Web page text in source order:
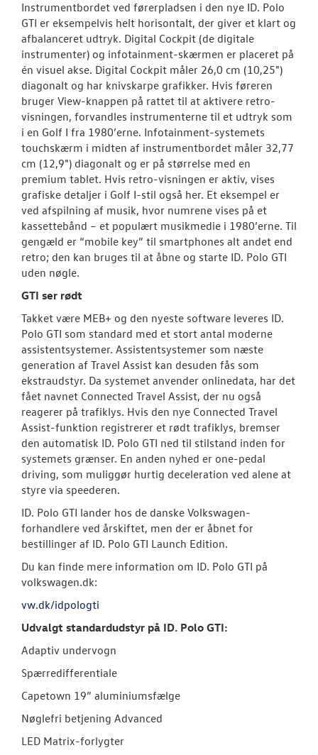
Instrumentbordet ved førerpladsen i den nye ID. Polo
GTI er eksempelvis helt horisontalt, der giver et klart og
afbalanceret udtryk. Digital Cockpit (de digitale
instrumenter) og infotainment-skærmen er placeret på
én visuel akse. Digital Cockpit måler 26,0 cm (10,25")
diagonalt og har knivskarpe grafikker. Hvis føreren
bruger View-knappen på rattet til at aktivere retro-
visningen, forvandles instrumenterne til et udtryk som
i en Golf I fra 1980’erne. Infotainment-systemets
touchskærm i midten af instrumentbordet måler 32,77
cm (12,9") diagonalt og er på størrelse med en
premium tablet. Hvis retro-visningen er aktiv, vises
grafiske detaljer i Golf I-stil også her. Et eksempel er
ved afspilning af musik, hvor numrene vises på et
kassettebånd – et populært musikmedie i 1980’erne. Til
gengæld er “mobile key” til smartphones alt andet end
retro; den kan bruges til at åbne og starte ID. Polo GTI
uden nøgle.
GTI ser rødt
Takket være MEB+ og den nyeste software leveres ID.
Polo GTI som standard med et stort antal moderne
assistentsystemer. Assistentsystemer som næste
generation af Travel Assist kan desuden fås som
ekstraudstyr. Da systemet anvender onlinedata, har det
fået navnet Connected Travel Assist, der nu også
reagerer på trafiklys. Hvis den nye Connected Travel
Assist-funktion registrerer et rødt trafiklys, bremser
den automatisk ID. Polo GTI ned til stilstand inden for
systemets grænser. En anden nyhed er one-pedal
driving, som muliggør hurtig deceleration ved alene at
styre via speederen.
ID. Polo GTI lander hos de danske Volkswagen-
forhandlere ved årskiftet, men der er åbnet for
bestillinger af ID. Polo GTI Launch Edition.
Du kan finde mere information om ID. Polo GTI på
volkswagen.dk:
vw.dk/idpologti
Udvalgt standardudstyr på ID. Polo GTI:
Adaptiv undervogn
Spærredifferentiale
Capetown 19” aluminiumsfælge
Nøglefri betjening Advanced
LED Matrix-forlygter